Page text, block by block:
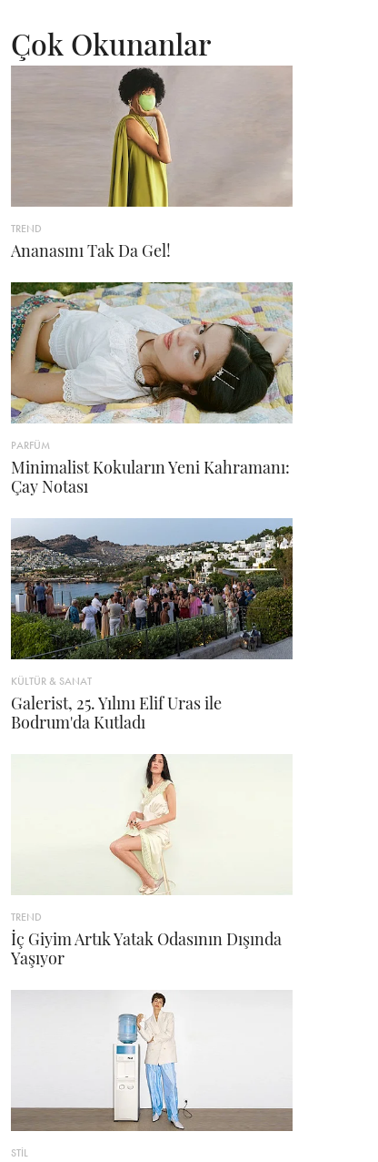
Çok Okunanlar
TREND
Ananasını Tak Da Gel!
PARFÜM
Minimalist Kokuların Yeni Kahramanı:
Çay Notası
KÜLTÜR & SANAT
Galerist, 25. Yılını Elif Uras ile
Bodrum'da Kutladı
TREND
İç Giyim Artık Yatak Odasının Dışında
Yaşıyor
STİL